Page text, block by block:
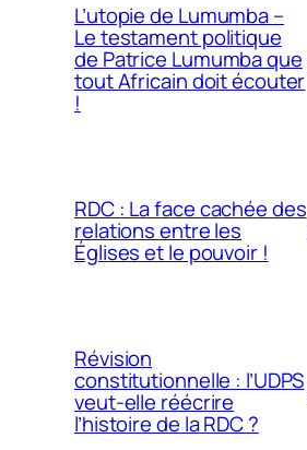
L’utopie de Lumumba –
Le testament politique
de Patrice Lumumba que
tout Africain doit écouter
!
RDC : La face cachée des
relations entre les
Églises et le pouvoir !
Révision
constitutionnelle : l’UDPS
veut-elle réécrire
l’histoire de la RDC ?